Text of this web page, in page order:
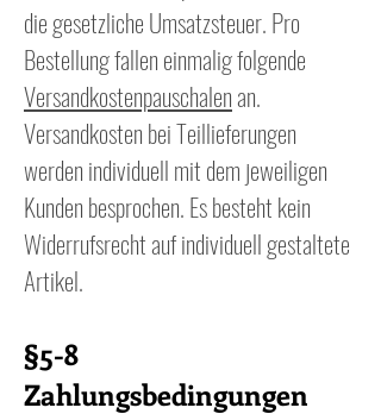
die gesetzliche Umsatzsteuer. Pro
Bestellung fallen einmalig folgende
Versandkostenpauschalenan.
Versandkosten bei Teillieferungen
werden individuell mit dem jeweiligen
Kunden besprochen. Es besteht kein
Widerrufsrecht auf individuell gestaltete
Artikel.
§5-8
Zahlungsbedingungen